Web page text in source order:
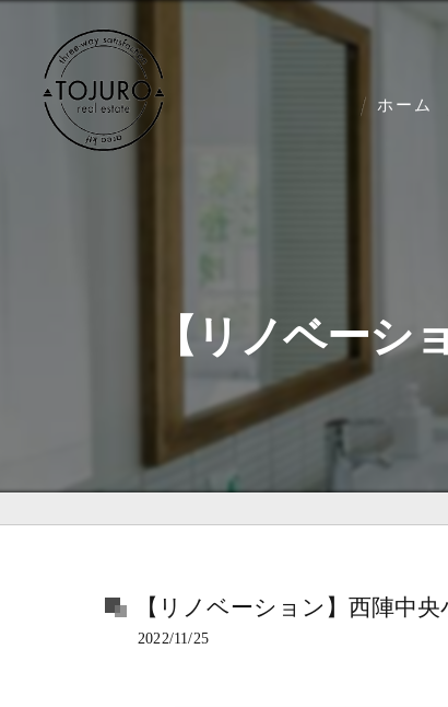
ホーム
【リノベーシ
【リノベーション】西陣中
2022/11/25